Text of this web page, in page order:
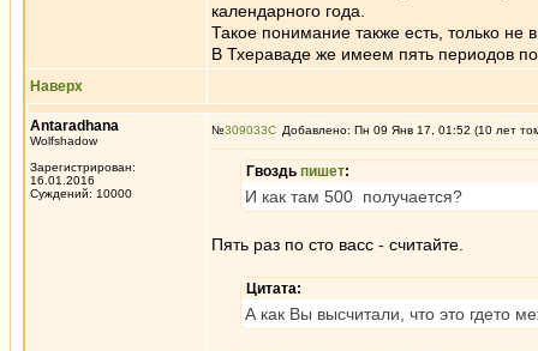
календарного года.
Такое понимание также есть, только не
В Тхераваде же имеем пять периодов по
Наверх
Antaradhana
Wolfshadow
Зарегистрирован:
16.01.2016
Суждений: 10000
№309033 Добавлено: Пн 09 Янв 17, 01:52 (10 лет
Гвоздь пишет:
И как там 500 получается?
Пять раз по сто васс - считайте.
Цитата:
А как Вы высчитали, что это гдето